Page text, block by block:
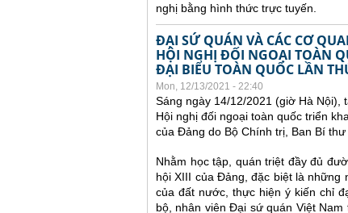
nghị bằng hình thức trực tuyến.
ĐẠI SỨ QUÁN VÀ CÁC CƠ
HỘI NGHỊ ĐỐI NGOẠI TOÀN
ĐẠI BIỂU TOÀN QUỐC LẦN
Mon, 12/13/2021 - 22:40
Sáng ngày 14/12/2021 (giờ Hà Nội),
Hội nghị đối ngoại toàn quốc triển
của Đảng do Bộ Chính trị, Ban Bí
Nhằm học tập, quán triệt đầy đủ
hội XIII của Đảng, đặc biệt là những
của đất nước, thực hiện ý kiến chỉ
bộ, nhân viên Đại sứ quán Việt